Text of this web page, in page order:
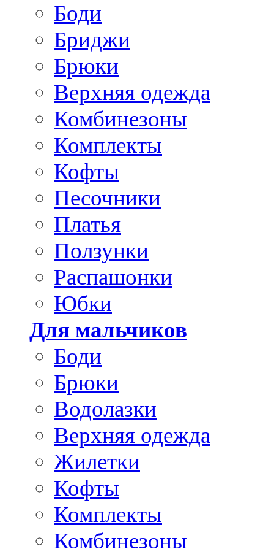
Боди
Бриджи
Брюки
Верхняя одежда
Комбинезоны
Комплекты
Кофты
Песочники
Платья
Ползунки
Распашонки
Юбки
Для мальчиков
Боди
Брюки
Водолазки
Верхняя одежда
Жилетки
Кофты
Комплекты
Комбинезоны